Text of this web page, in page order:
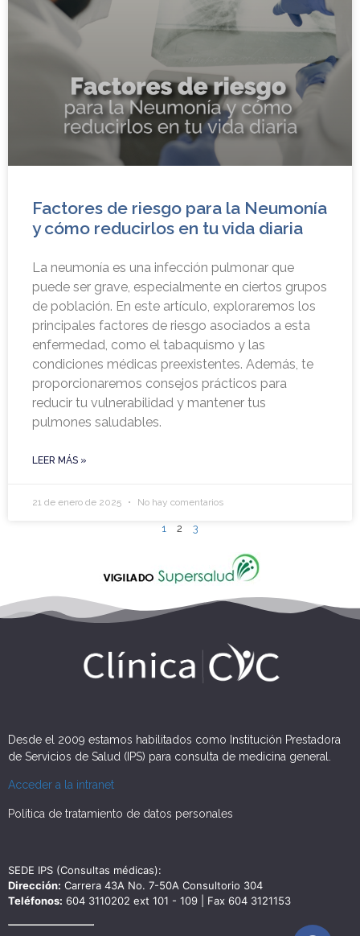
Factores de riesgo para la Neumonía
y cómo reducirlos en tu vida diaria
La neumonía es una infección pulmonar que
puede ser grave, especialmente en ciertos grupos
de población. En este artículo, exploraremos los
principales factores de riesgo asociados a esta
enfermedad, como el tabaquismo y las
condiciones médicas preexistentes. Además, te
proporcionaremos consejos prácticos para
reducir tu vulnerabilidad y mantener tus
pulmones saludables.
LEER MÁS »
21 de enero de 2025 No hay comentarios
1 2 3
Desde el 2009 estamos habilitados como Institución Prestadora
de Servicios de Salud (IPS) para consulta de medicina general.
Acceder a la intranet
Política de tratamiento de datos personales
SEDE IPS (Consultas médicas):
Dirección: Carrera 43A No. 7-50A Consultorio 304
Teléfonos: 604 3110202 ext 101 - 109 | Fax 604 3121153